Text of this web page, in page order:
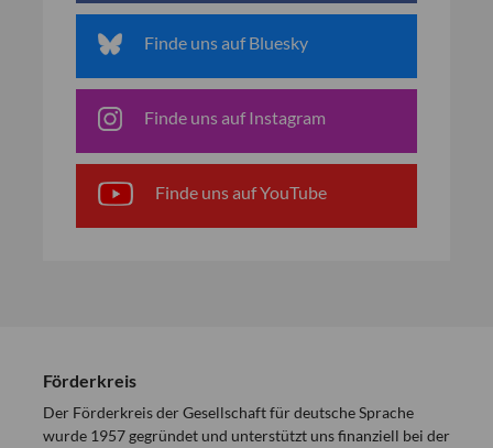
Finde uns auf Bluesky
Finde uns auf Instagram
Finde uns auf YouTube
Förderkreis
Der Förderkreis der Gesellschaft für deutsche Sprache
wurde 1957 gegründet und unterstützt uns finanziell bei der